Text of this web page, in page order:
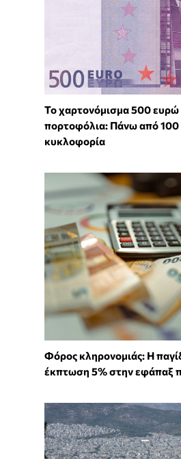
Το χαρτονόμισμα 500 ευρώ
πορτοφόλια: Πάνω από 100
κυκλοφορία
Φόρος κληρονομιάς: Η
έκπτωση 5% στην εφάπαξ